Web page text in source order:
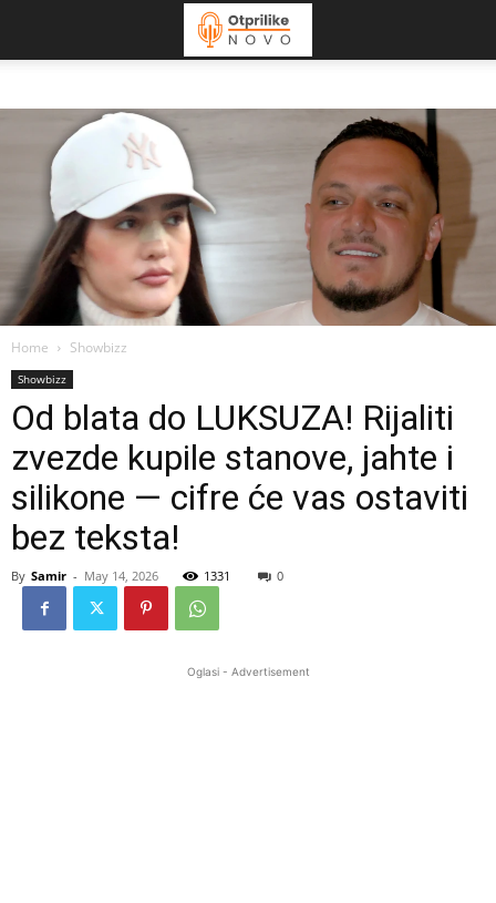
Home Showbizz
Showbizz
Od blata do LUKSUZA! Rijaliti
zvezde kupile stanove, jahte i
silikone — cifre će vas ostaviti
bez teksta!
By Samir - May 14, 2026 1331 0
Oglasi - Advertisement